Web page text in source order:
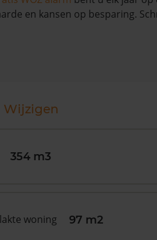
en kansen op besparing.
Wijzigen
354 m3
woning 97 m2